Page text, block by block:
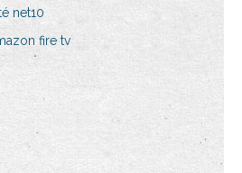
net10
fire tv